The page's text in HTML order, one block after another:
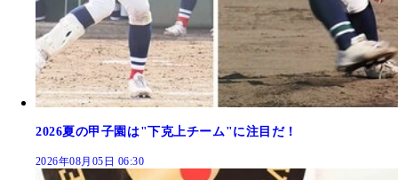
2026夏の甲子園は"下克上チーム"に注目だ！
2026年08月05日 06:30